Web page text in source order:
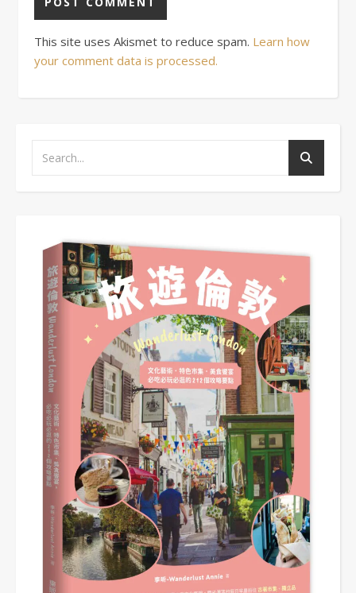
This site uses Akismet to reduce spam. Learn how
your comment data is processed.